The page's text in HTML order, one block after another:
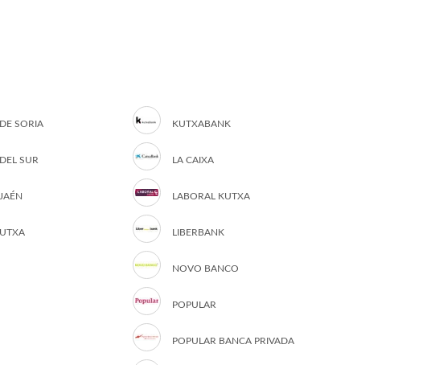
SORIA
SUR
KUTXABANK
LA CAIXA
LABORAL KUTXA
LIBERBANK
NOVO BANCO
POPULAR
POPULAR BANCA PRIVADA